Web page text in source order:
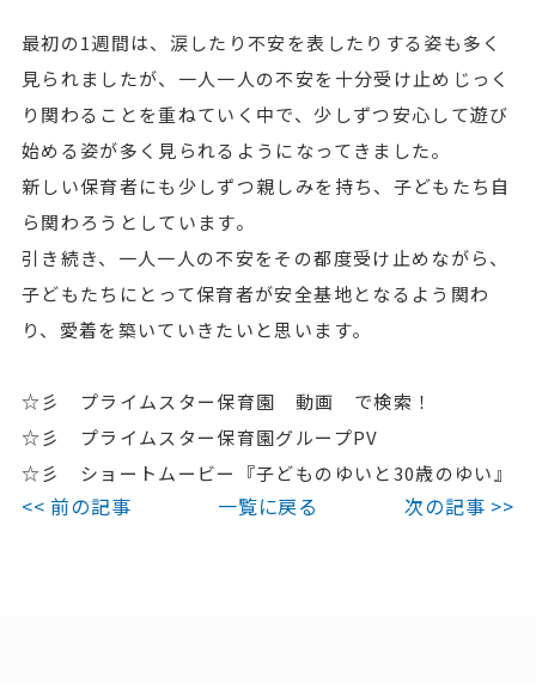
最初の1週間は、涙したり不安を表したりする姿も多く
見られましたが、一人一人の不安を十分受け止めじっく
り関わることを重ねていく中で、少しずつ安心して遊び
始める姿が多く見られるようになってきました。
新しい保育者にも少しずつ親しみを持ち、子どもたち自
ら関わろうとしています。
引き続き、一人一人の不安をその都度受け止めながら、
子どもたちにとって保育者が安全基地となるよう関わ
り、愛着を築いていきたいと思います。
☆彡 プライムスター保育園 動画 で検索！
☆彡 プライムスター保育園グループPV
☆彡 ショートムービー『子どものゆいと30歳のゆい』
<< 前の記事 一覧に戻る 次の記事 >>